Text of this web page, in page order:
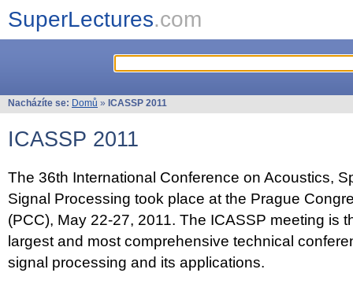
SuperLectures.com
Nacházíte se: Domů » ICASSP 2011
ICASSP 2011
The 36th International Conference on Acoustics,
Signal Processing took place at the Prague
(PCC), May 22-27, 2011. The ICASSP meeting is
largest and most comprehensive technical
signal processing and its applications.